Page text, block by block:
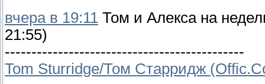
вчера в 19:11 Том и Алекса на
21:55)
---------------------------------------------
Tom Sturridge/Том Старридж